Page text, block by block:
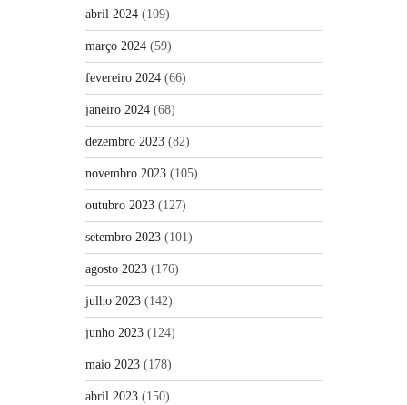
abril 2024 (109)
março 2024 (59)
fevereiro 2024 (66)
janeiro 2024 (68)
dezembro 2023 (82)
novembro 2023 (105)
outubro 2023 (127)
setembro 2023 (101)
agosto 2023 (176)
julho 2023 (142)
junho 2023 (124)
maio 2023 (178)
abril 2023 (150)